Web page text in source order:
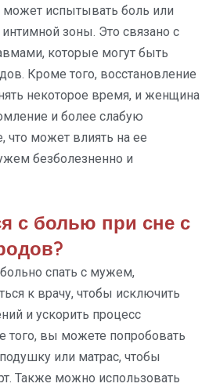
испытывать боль или
зоны. Это связано с
которые могут быть
Кроме того, восстановление
некоторое время, и женщина
и более слабую
что может влиять на ее
безболезненно и
с болью при сне с
спать с мужем,
к врачу, чтобы исключить
и ускорить процесс
того, вы можете попробовать
или матрас, чтобы
Также можно использовать